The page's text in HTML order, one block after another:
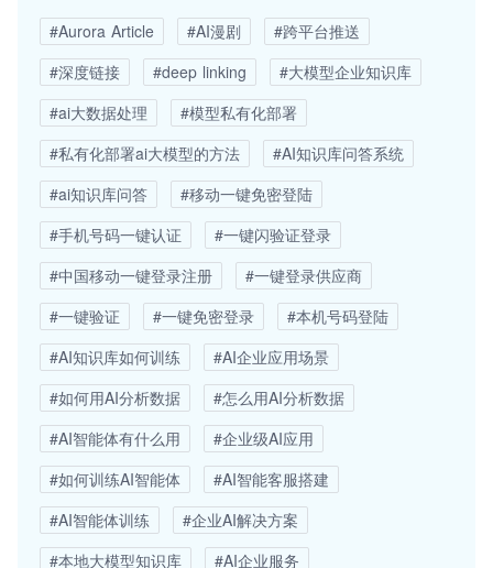
#Aurora Article #AI漫剧
#跨平台推送
#深度链接
#deep linking
#大模型企业知识库
#ai大数据处理
#模型私有化部署
#私有化部署ai大模型的方法
#AI知识库问答系统
#ai知识库问答
#移动一键免密登陆
#手机号码一键认证
#一键闪验证登录
#中国移动一键登录注册
#一键登录供应商
#一键验证
#一键免密登录
#本机号码登陆
#AI知识库如何训练
#AI企业应用场景
#如何用AI分析数据
#怎么用AI分析数据
#AI智能体有什么用
#企业级AI应用
#如何训练AI智能体
#AI智能客服搭建
#AI智能体训练
#企业AI解决方案
#本地大模型知识库
#AI企业服务